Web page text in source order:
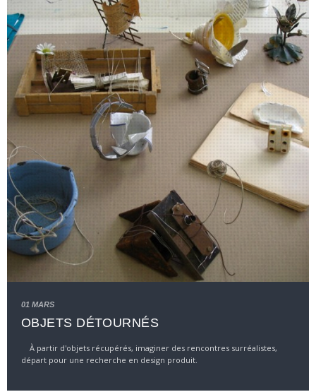
01 MARS
OBJETS DÉTOURNÉS
À partir d'objets récupérés, imaginer des rencontres surréalistes,
départ pour une recherche en design produit.